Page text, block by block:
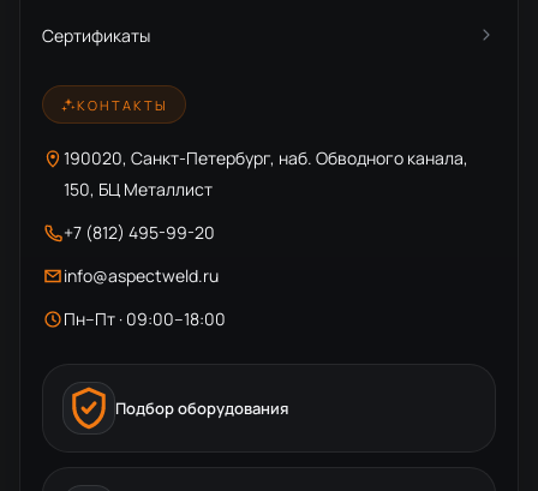
Сертификаты
КОНТАКТЫ
190020, Санкт-Петербург, наб. Обводного канала,
150, БЦ Металлист
+7 (812) 495-99-20
info@aspectweld.ru
Пн–Пт · 09:00–18:00
Подбор оборудования